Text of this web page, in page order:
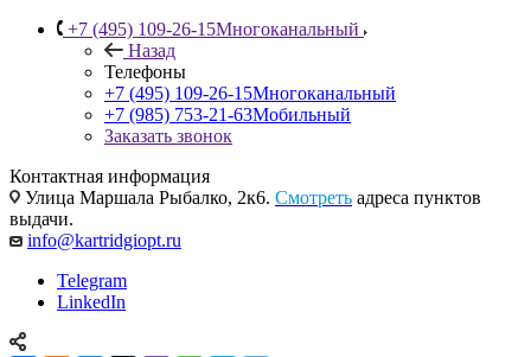
+7 (495) 109-26-15Многоканальный
Назад
Телефоны
+7 (495) 109-26-15Многоканальный
+7 (985) 753-21-63Мобильный
Заказать звонок
Контактная информация
Улица Маршала Рыбалко, 2к6. Смотреть адреса пунктов
выдачи.
info@kartridgiopt.ru
Telegram
LinkedIn